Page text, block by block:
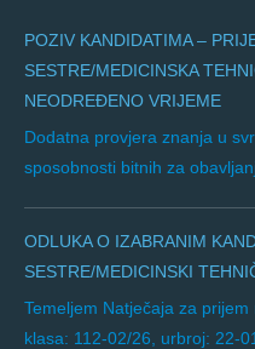
POZIV KANDIDATIMA –
SESTRE/MEDICINSKA
NEODREĐENO VRIJEME
Dodatna provjera znanja u
sposobnosti bitnih za
ODLUKA O IZABRANIM
SESTRE/MEDICINSKI
Temeljem Natječaja za
klasa: 112-02/26, urbroj: 22-